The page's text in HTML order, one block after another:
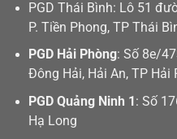
PGD Thái Bình: Lô 51
P. Tiền Phong, TP Thái
PGD Hải Phòng: Số 8e/
Đông Hải, Hải An, TP Hải
PGD Quảng Ninh 1 : Số
Hạ Long